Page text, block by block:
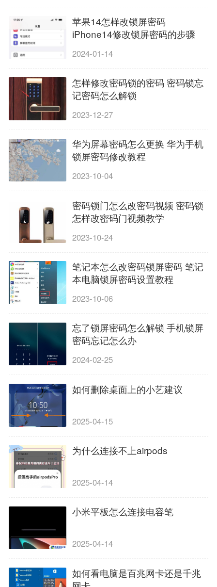
苹果14怎样改锁屏密码
iPhone14修改锁屏密码的步骤
2024-01-14
怎样修改密码锁的密码 密码锁忘
记密码怎么解锁
2023-12-27
华为屏幕密码怎么更换 华为手机
锁屏密码修改教程
2023-10-04
密码锁门怎么改密码视频 密码锁
怎样改密码门视频教学
2023-10-24
笔记本怎么改密码锁屏密码 笔记
本电脑锁屏密码设置教程
2023-10-06
忘了锁屏密码怎么解锁 手机锁屏
密码忘记怎么办
2024-02-25
如何删除桌面上的小艺建议
2025-04-15
为什么连接不上airpods
2025-04-14
小米平板怎么连接电容笔
2025-04-14
如何看电脑是百兆网卡还是千兆